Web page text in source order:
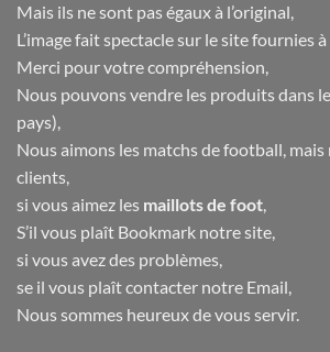
Mais ils ne sont pas égaux à l’original,
L’image fait spectacle sur le site fournies
Merci pour votre compréhension,
Nous pouvons vendre les produits dans
pays),
Nous aimons les matchs de football,
clients,
si vous aimez les maillots de foot,
S’il vous plaît Bookmark notre site,
si vous avez des problèmes,
se il vous plaît contacter notre Email,
Nous sommes heureux de vous servir.